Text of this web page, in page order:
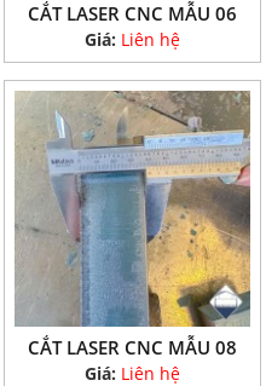
CẮT LASER CNC MẪU 06
Giá: Liên hệ
CẮT LASER CNC MẪU 08
Giá: Liên hệ